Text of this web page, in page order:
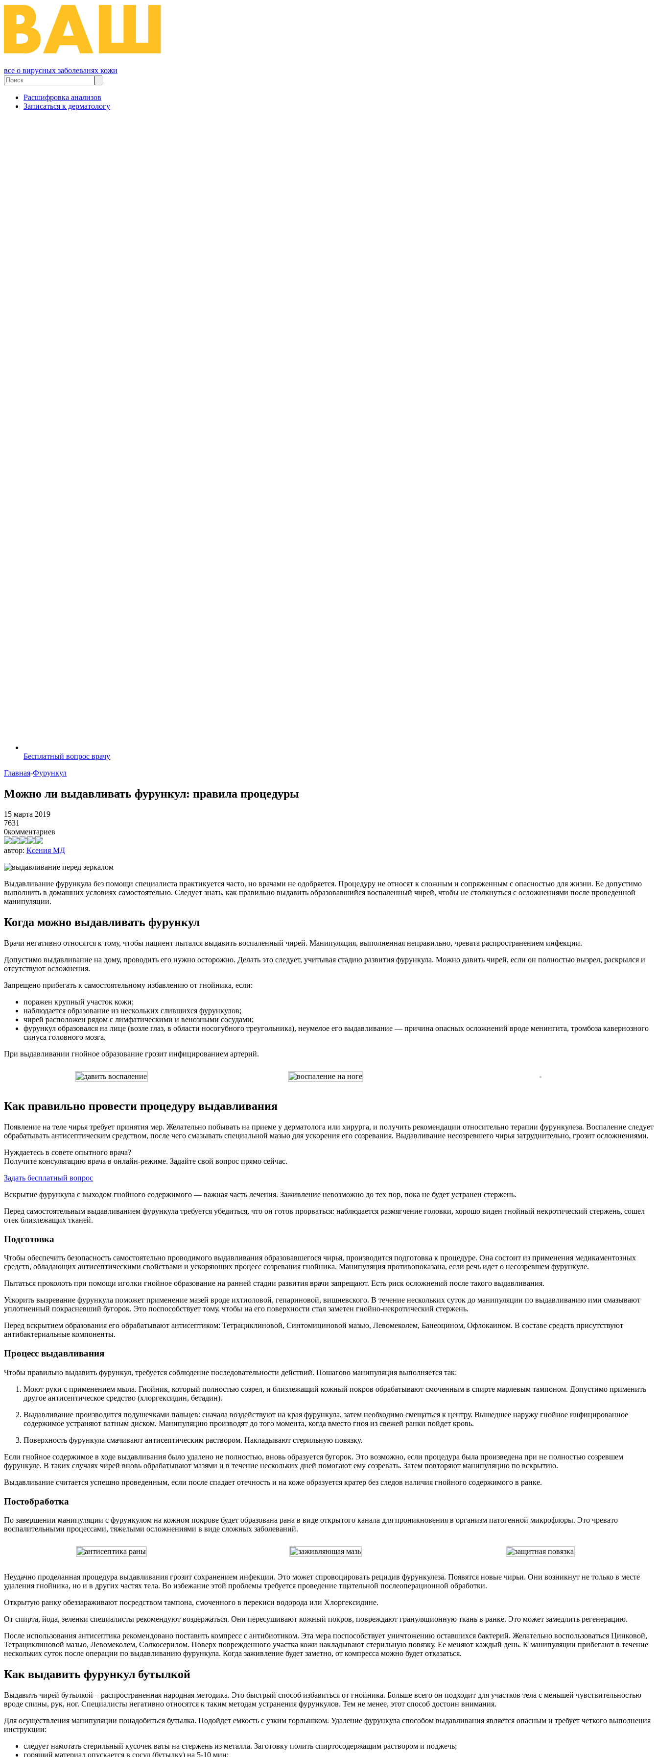
все о вирусных заболеванях кожи
Расшифровка анализов
Записаться к дерматологу
Бесплатный вопрос врачу
Главная-Фурункул
Можно ли выдавливать фурункул: правила процедуры
15 марта 2019
7631
0комментариев
автор: Ксения МД
Выдавливание фурункула без помощи специалиста практикуется часто, но врачами не одобряется. Процедуру не относят к сложным и сопряженным с опасностью для жизни. Ее допустимо
выполнить в домашних условиях самостоятельно. Следует знать, как правильно выдавить образовавшийся воспаленный чирей, чтобы не столкнуться с осложнениями после проведенной
манипуляции.
Когда можно выдавливать фурункул
Врачи негативно относятся к тому, чтобы пациент пытался выдавить воспаленный чирей. Манипуляция, выполненная неправильно, чревата распространением инфекции.
Допустимо выдавливание на дому, проводить его нужно осторожно. Делать это следует, учитывая стадию развития фурункула. Можно давить чирей, если он полностью вызрел, раскрылся и
отсутствуют осложнения.
Запрещено прибегать к самостоятельному избавлению от гнойника, если:
поражен крупный участок кожи;
наблюдается образование из нескольких слившихся фурункулов;
чирей расположен рядом с лимфатическими и венозными сосудами;
фурункул образовался на лице (возле глаз, в области носогубного треугольника), неумелое его выдавливание — причина опасных осложнений вроде менингита, тромбоза кавернозного
синуса головного мозга.
При выдавливании гнойное образование грозит инфицированием артерий.
Как правильно провести процедуру выдавливания
Появление на теле чирья требует принятия мер. Желательно побывать на приеме у дерматолога или хирурга, и получить рекомендации относительно терапии фурункулеза. Воспаление следует
обрабатывать антисептическим средством, после чего смазывать специальной мазью для ускорения его созревания. Выдавливание несозревшего чирья затруднительно, грозит осложнениями.
Нуждаетесь в совете опытного врача?
Получите консультацию врача в онлайн-режиме. Задайте свой вопрос прямо сейчас.
Задать бесплатный вопрос
Вскрытие фурункула с выходом гнойного содержимого — важная часть лечения. Заживление невозможно до тех пор, пока не будет устранен стержень.
Перед самостоятельным выдавливанием фурункула требуется убедиться, что он готов прорваться: наблюдается размягчение головки, хорошо виден гнойный некротический стержень, сошел
отек близлежащих тканей.
Подготовка
Чтобы обеспечить безопасность самостоятельно проводимого выдавливания образовавшегося чирья, производится подготовка к процедуре. Она состоит из применения медикаментозных
средств, обладающих антисептическими свойствами и ускоряющих процесс созревания гнойника. Манипуляция противопоказана, если речь идет о несозревшем фурункуле.
Пытаться проколоть при помощи иголки гнойное образование на ранней стадии развития врачи запрещают. Есть риск осложнений после такого выдавливания.
Ускорить вызревание фурункула поможет применение мазей вроде ихтиоловой, гепариновой, вишневского. В течение нескольких суток до манипуляции по выдавливанию ими смазывают
уплотненный покрасневший бугорок. Это поспособствует тому, чтобы на его поверхности стал заметен гнойно-некротический стержень.
Перед вскрытием образования его обрабатывают антисептиком: Тетрациклиновой, Синтомициновой мазью, Левомеколем, Банеоцином, Офлокаином. В составе средств присутствуют
антибактериальные компоненты.
Процесс выдавливания
Чтобы правильно выдавить фурункул, требуется соблюдение последовательности действий. Пошагово манипуляция выполняется так:
Моют руки с применением мыла. Гнойник, который полностью созрел, и близлежащий кожный покров обрабатывают смоченным в спирте марлевым тампоном. Допустимо применить
другое антисептическое средство (хлоргексидин, бетадин).
Выдавливание производится подушечками пальцев: сначала воздействуют на края фурункула, затем необходимо смещаться к центру. Вышедшее наружу гнойное инфицированное
содержимое устраняют ватным диском. Манипуляцию производят до того момента, когда вместо гноя из свежей ранки пойдет кровь.
Поверхность фурункула смачивают антисептическим раствором. Накладывают стерильную повязку.
Если гнойное содержимое в ходе выдавливания было удалено не полностью, вновь образуется бугорок. Это возможно, если процедура была произведена при не полностью созревшем
фурункуле. В таких случаях чирей вновь обрабатывают мазями и в течение нескольких дней помогают ему созревать. Затем повторяют манипуляцию по вскрытию.
Выдавливание считается успешно проведенным, если после спадает отечность и на коже образуется кратер без следов наличия гнойного содержимого в ранке.
Постобработка
По завершении манипуляции с фурункулом на кожном покрове будет образована рана в виде открытого канала для проникновения в организм патогенной микрофлоры. Это чревато
воспалительными процессами, тяжелыми осложнениями в виде сложных заболеваний.
Неудачно проделанная процедура выдавливания грозит сохранением инфекции. Это может спровоцировать рецидив фурункулеза. Появятся новые чирьи. Они возникнут не только в месте
удаления гнойника, но и в других частях тела. Во избежание этой проблемы требуется проведение тщательной послеоперационной обработки.
Открытую ранку обеззараживают посредством тампона, смоченного в перекиси водорода или Хлоргексидине.
От спирта, йода, зеленки специалисты рекомендуют воздержаться. Они пересушивают кожный покров, повреждают грануляционную ткань в ранке. Это может замедлить регенерацию.
После использования антисептика рекомендовано поставить компресс с антибиотиком. Эта мера поспособствует уничтожению оставшихся бактерий. Желательно воспользоваться Цинковой,
Тетрациклиновой мазью, Левомеколем, Солкосерилом. Поверх поврежденного участка кожи накладывают стерильную повязку. Ее меняют каждый день. К манипуляции прибегают в течение
нескольких суток после операции по выдавливанию фурункула. Когда заживление будет заметно, от компресса можно будет отказаться.
Как выдавить фурункул бутылкой
Выдавить чирей бутылкой – распространенная народная методика. Это быстрый способ избавиться от гнойника. Больше всего он подходит для участков тела с меньшей чувствительностью
вроде спины, рук, ног. Специалисты негативно относятся к таким методам устранения фурункулов. Тем не менее, этот способ достоин внимания.
Для осуществления манипуляции понадобиться бутылка. Подойдет емкость с узким горлышком. Удаление фурункула способом выдавливания является опасным и требует четкого выполнения
инструкции:
следует намотать стерильный кусочек ваты на стержень из металла. Заготовку полить спиртосодержащим раствором и поджечь;
горящий материал опускается в сосуд (бутылку) на 5-10 мин;